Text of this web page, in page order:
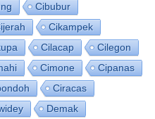
Cibubur
Cikampek
Cilacap
Cilegon
Cimone
Cipanas
Ciracas
Demak